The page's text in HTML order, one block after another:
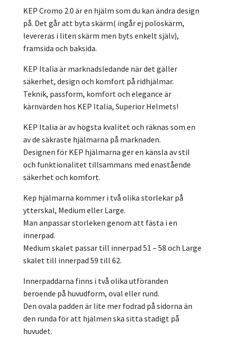
KEP Cromo 2.0 är en hjälm som du kan ändra design
på. Det går att byta skärm( ingår ej poloskärm,
levereras i liten skärm men byts enkelt själv),
framsida och baksida.
KEP Italia är marknadsledande när det gäller
säkerhet, design och komfort på ridhjälmar.
Teknik, passform, komfort och elegance är
kärnvärden hos KEP Italia, Superior Helmets!
KEP Italia är av högsta kvalitet och räknas som en
av de säkraste hjälmarna på marknaden.
Designen för KEP hjälmarna ger en känsla av stil
och funktionalitet tillsammans med enastående
säkerhet och komfort.
Kep hjälmarna kommer i två olika storlekar på
ytterskal, Medium eller Large.
Man anpassar storleken genom att fästa i en
innerpad.
Medium skalet passar till innerpad 51 – 58 och Large
skalet till innerpad 59 till 62.
Innerpaddarna finns i två olika utföranden
beroende på huvudform, oval eller rund.
Den ovala padden är lite mer fodrad på sidorna än
den runda för att hjälmen ska sitta stadigt på
huvudet.